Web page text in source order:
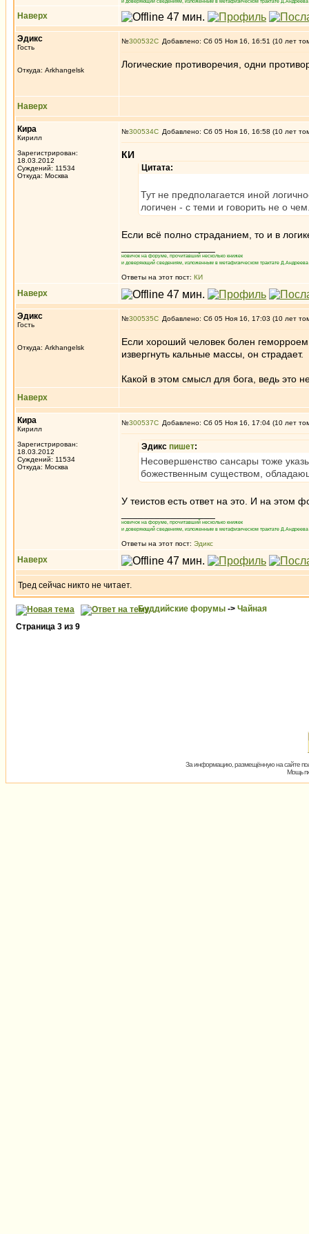
и доверяющий сведениям, изложенным в метафизическом трактате
Наверх
Эдикc
Гость
Откуда: Arkhangelsk
№300532 Добавлено: Сб 05 Ноя 16, 16:51 (10 лет
Логические противоречия, одни
Наверх
Кира
Кирилл
Зарегистрирован:
18.03.2012
Суждений: 11534
Откуда: Москва
№300534 Добавлено: Сб 05 Ноя 16, 16:58 (10 лет
КИ
Цитата:
Тут не предполагается иной
логичен - с теми и говорить не о
Если всё полно страданием, то и в
новичок на форуме, прочитавший несколько книжек
и доверяющий сведениям, изложенным в метафизическом трактате
Ответы на этот пост: КИ
Наверх
Эдикc
Гость
Откуда: Arkhangelsk
№300535 Добавлено: Сб 05 Ноя 16, 17:03 (10 лет
Если хороший человек болен
извергнуть кальные массы, он страдает.
Какой в этом смысл для бога, ведь это
Наверх
Кира
Кирилл
Зарегистрирован:
18.03.2012
Суждений: 11534
Откуда: Москва
№300537 Добавлено: Сб 05 Ноя 16, 17:04 (10 лет
Эдикc пишет:
Несовершенство сансары тоже
божественным существом,
У теистов есть ответ на это. И на этом
новичок на форуме, прочитавший несколько книжек
и доверяющий сведениям, изложенным в метафизическом трактате
Ответы на этот пост: Эдикc
Наверх
Тред сейчас никто не читает.
Буддийские форумы -> Чайная
Страница 3 из 9
За информацию, размещённую на сайте
Мощь